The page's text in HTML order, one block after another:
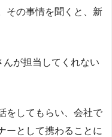
その事情を聞くと、新
んが担当してくれない
をしてもらい、会社で
ーとして携わることに